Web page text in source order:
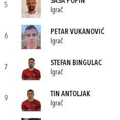
5
Igrač
6
PETAR VUKANOVIĆ
Igrač
7
STEFAN BINGULAC
Igrač
9
TIN ANTOLJAK
Igrač